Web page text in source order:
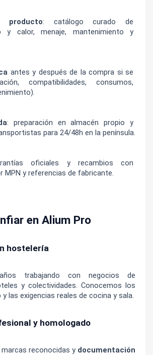
producto: catálogo curado de
y calor, menaje, mantenimiento y
antes y después de la compra si se
compatibilidades, consumos,
: preparación en almacén propio y
para 24/48h en la península.
oficiales y recambios con
MPN y referencias de fabricante.
en Alium Pro
hostelería
trabajando con negocios de
y colectividades. Conocemos los
las exigencias reales de cocina y sala.
y homologado
reconocidas y documentación